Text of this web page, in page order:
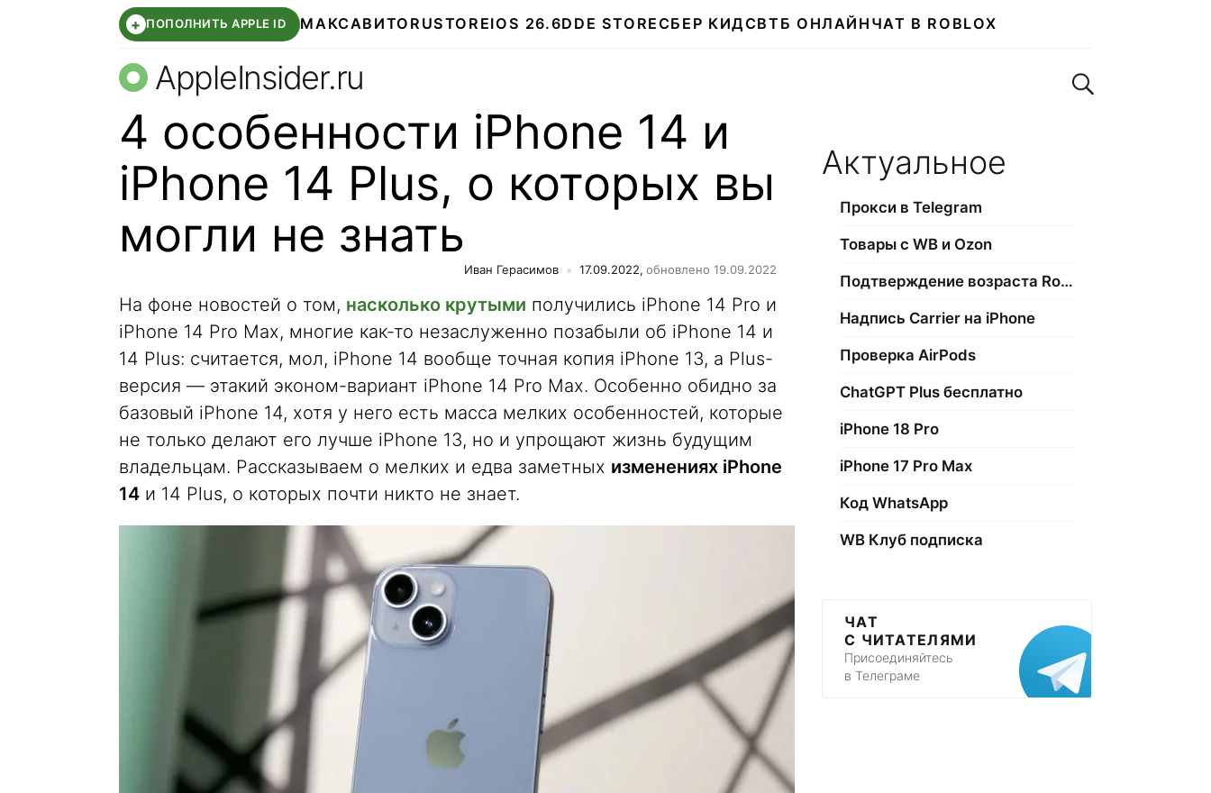
+ ПОПОЛНИТЬ APPLE ID МАКСАВИТО RUSTOREIOS 26.6DDE STORE СБЕР КИДСВТБ ОНЛАЙН ЧАТ В ROBLOX
AppleInsider.ru Поиск по сайту
4 особенности iPhone 14 и
iPhone 14 Plus, о которых вы
могли не знать
Иван Герасимов 17.09.2022, обновлено 19.09.2022
На фоне новостей о том, насколько крутыми получились iPhone 14 Pro и
iPhone 14 Pro Max, многие как-то незаслуженно позабыли об iPhone 14 и
14 Plus: считается, мол, iPhone 14 вообще точная копия iPhone 13, а Plus-
версия — этакий эконом-вариант iPhone 14 Pro Max. Особенно обидно за
базовый iPhone 14, хотя у него есть масса мелких особенностей, которые
не только делают его лучше iPhone 13, но и упрощают жизнь будущим
владельцам. Рассказываем о мелких и едва заметных изменениях iPhone
14 и 14 Plus, о которых почти никто не знает.
Актуальное
Прокси в Telegram
Товары с WB и Ozon
Подтверждение возраста Roblox
Надпись Carrier на iPhone
Проверка AirPods
ChatGPT Plus бесплатно
iPhone 18 Pro
iPhone 17 Pro Max
Код WhatsApp
WB Клуб подписка
ЧАТ
С ЧИТАТЕЛЯМИ
Присоединяйтесь
в Телеграме